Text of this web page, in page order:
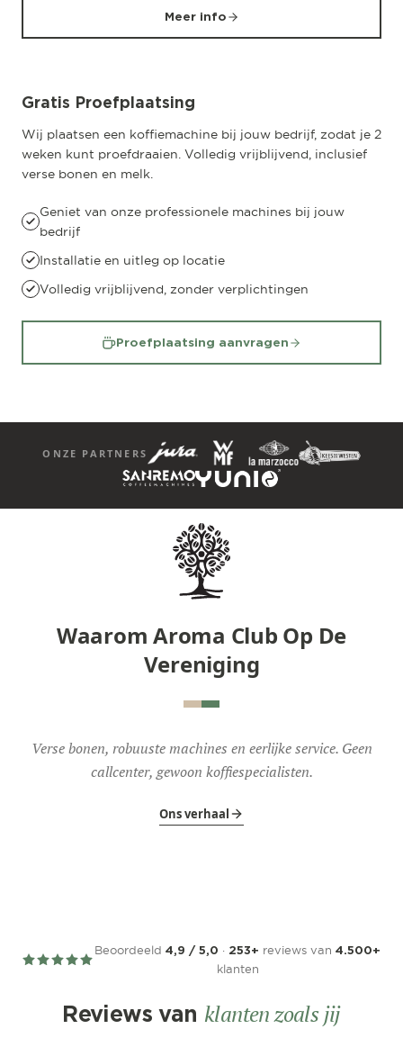
Meer info
Gratis Proefplaatsing
Wij plaatsen een koffiemachine bij jouw bedrijf, zodat je 2
weken kunt proefdraaien. Volledig vrijblijvend, inclusief
verse bonen en melk.
Geniet van onze professionele machines bij jouw
bedrijf
Installatie en uitleg op locatie
Volledig vrijblijvend, zonder verplichtingen
Proefplaatsing aanvragen
ONZE PARTNERS
Waarom Aroma Club Op De
Vereniging
Verse bonen, robuuste machines en eerlijke service. Geen
callcenter, gewoon koffiespecialisten.
Ons verhaal
Beoordeeld 4,9 / 5,0 · 253+ reviews van 4.500+
klanten
Reviews van klanten zoals jij